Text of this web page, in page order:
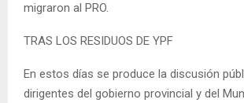
migraron al PRO.
TRAS LOS RESIDUOS DE YPF
En estos días se produce la discusión
dirigentes del gobierno provincial y del